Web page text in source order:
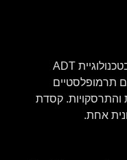
המעטפת החיצונית של הקסדה בנויה בטכנולוגיית ADT
תרמופלסטיים
והתרסקויות. קסדת